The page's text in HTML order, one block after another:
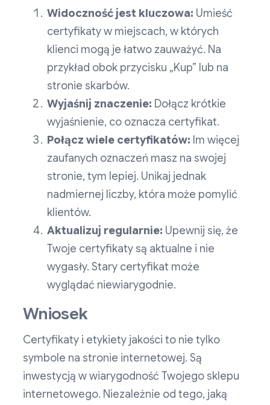
Widoczność jest kluczowa: Umieść
certyfikaty w miejscach, w których
klienci mogą je łatwo zauważyć. Na
przykład obok przycisku „Kup” lub na
stronie skarbów.
Wyjaśnij znaczenie: Dołącz krótkie
wyjaśnienie, co oznacza certyfikat.
Połącz wiele certyfikatów: Im więcej
zaufanych oznaczeń masz na swojej
stronie, tym lepiej. Unikaj jednak
nadmiernej liczby, która może pomylić
klientów.
Aktualizuj regularnie: Upewnij się, że
Twoje certyfikaty są aktualne i nie
wygasły. Stary certyfikat może
wyglądać niewiarygodnie.
Wniosek
Certyfikaty i etykiety jakości to nie tylko
symbole na stronie internetowej. Są
inwestycją w wiarygodność Twojego sklepu
internetowego. Niezależnie od tego, jaką